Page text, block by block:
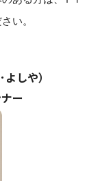
い。
しや）
ー